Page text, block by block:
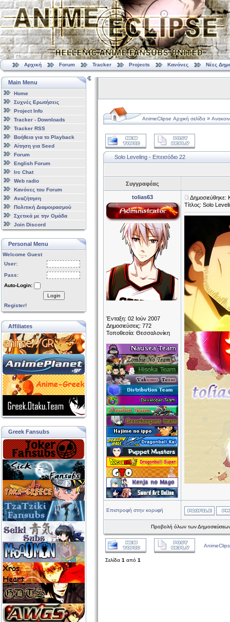
Αρχική Forum Tracker Projects Κανόνες Νέες
Main Menu
Home
Συχνές Ερωτήσεις
Project Info
Tracker - Downloads
Tracker RSS
Βοήθεια για το Playback
Αίτηση για Seed
Forum
English Forum
Irc Chat
Web radio
Κανόνες του Forum
Αναζήτηση
Πολιτική Διαμοιρασμού
Σχετικά με την Ομάδα
Join Discord
Personal Menu
Welcome Guest
User:
Pass:
Auto-Login:
Login
Register!
Affiliates
Greek Fansubs
AnimeClipse Αρχική σελίδα »
Solo Leveling - Επεισόδιο 22
Συγγραφέας
tolias63
Ένταξη: 02 Ιούν 2007
Δημοσιεύσεις: 772
Τοποθεσία: Θεσσαλονίκη
Τίτλος: Solo
Επιστροφή στην κορυφή
Προβολή όλων των
Σελίδα 1 από 1